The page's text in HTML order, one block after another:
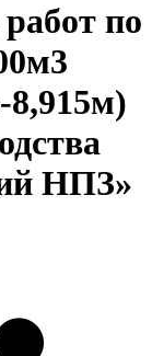
по
8,915м)
НПЗ»